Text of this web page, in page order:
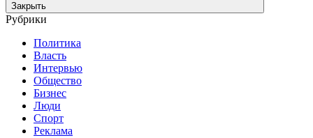
Закрыть
Рубрики
Политика
Власть
Интервью
Общество
Бизнес
Люди
Спорт
Реклама